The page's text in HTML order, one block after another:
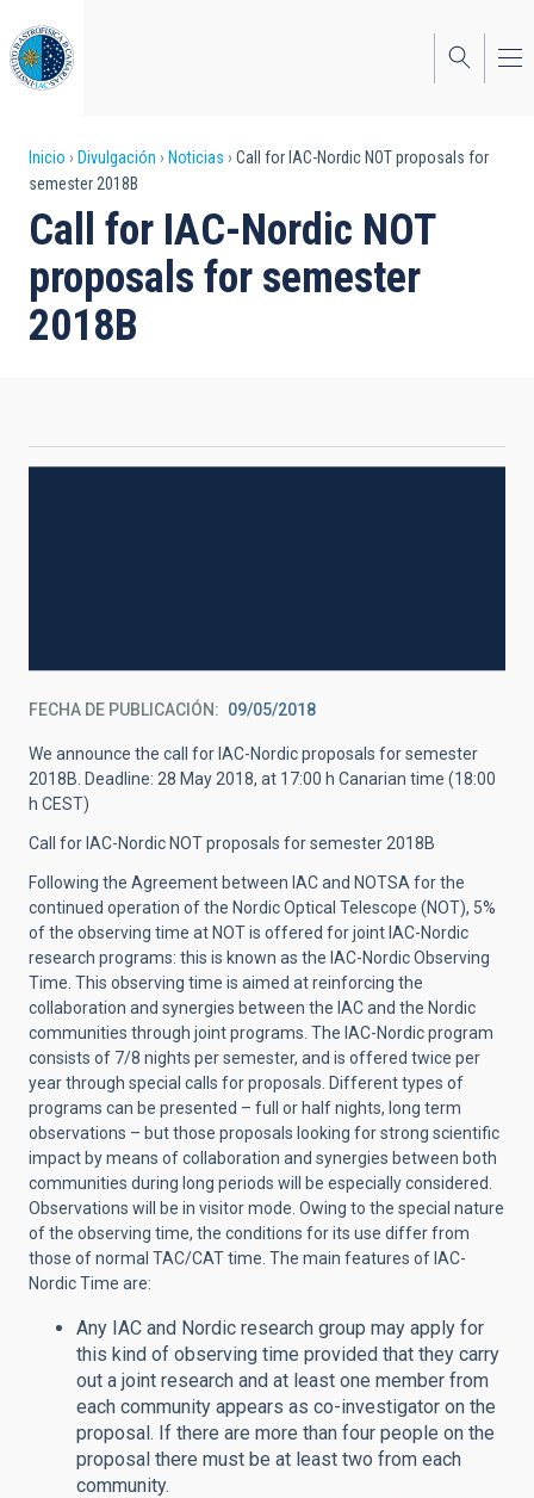
al
contenido
principal
Sobrescribir
enlaces
de
ayuda
a
Inicio Divulgación Noticias
Call for IAC-Nordic NOT proposals for
semester 2018B
Call for IAC-Nordic NOT
proposals for semester
2018B
FECHA DE PUBLICACIÓN 09/05/2018
We announce the call for IAC-Nordic proposals for semester
2018B. Deadline: 28 May 2018, at 17:00 h Canarian time (18:00
h CEST)
Call for IAC-Nordic NOT proposals for semester 2018B
Following the Agreement between IAC and NOTSA for the
continued operation of the Nordic Optical Telescope (NOT), 5%
of the observing time at NOT is offered for joint IAC-Nordic
research programs: this is known as the IAC-Nordic Observing
Time. This observing time is aimed at reinforcing the
collaboration and synergies between the IAC and the Nordic
communities through joint programs. The IAC-Nordic program
consists of 7/8 nights per semester, and is offered twice per
year through special calls for proposals. Different types of
programs can be presented – full or half nights, long term
observations – but those proposals looking for strong scientific
impact by means of collaboration and synergies between both
communities during long periods will be especially considered.
Observations will be in visitor mode. Owing to the special nature
of the observing time, the conditions for its use differ from
those of normal TAC/CAT time. The main features of IAC-
Nordic Time are:
Any IAC and Nordic research group may apply for
this kind of observing time provided that they carry
out a joint research and at least one member from
each community appears as co-investigator on the
proposal. If there are more than four people on the
proposal there must be at least two from each
community.